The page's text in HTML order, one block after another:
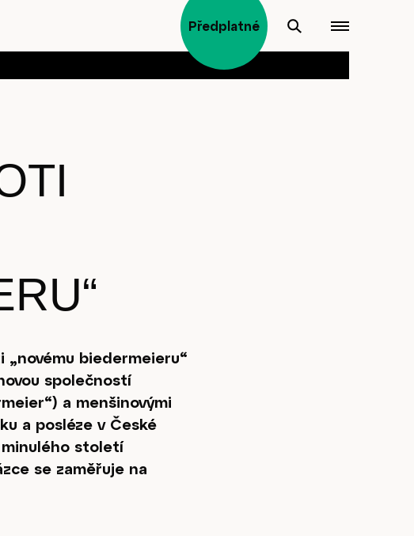
Předplatné
biedermeieru“
společností
a menšinovými
a posléze v České
století
se zaměřuje na